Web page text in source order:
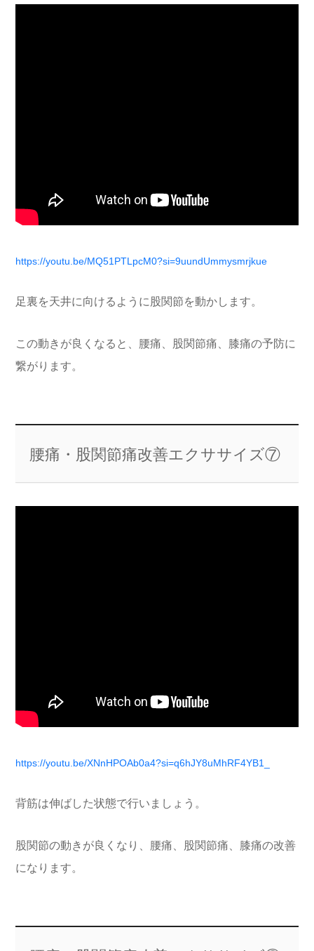
https://youtu.be/MQ51PTLpcM0?si=9uundUmmysmrjkue
足裏を天井に向けるように股関節を動かします。
この動きが良くなると、腰痛、股関節痛、膝痛の予防に
繋がります。
腰痛・股関節痛改善エクササイズ⑦
https://youtu.be/XNnHPOAb0a4?si=q6hJY8uMhRF4YB1_
背筋は伸ばした状態で行いましょう。
股関節の動きが良くなり、腰痛、股関節痛、膝痛の改善
になります。